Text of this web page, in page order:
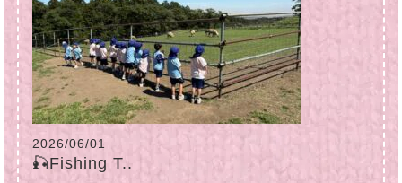
2026/06/01
🎣Fishing T..